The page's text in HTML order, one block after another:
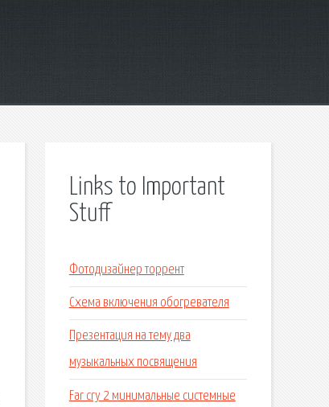
Links to Important
Stuff
Фотодизайнер торрент
Схема включения обогревателя
Презентация на тему два
музыкальных посвящения
Far cry 2 минимальные системные